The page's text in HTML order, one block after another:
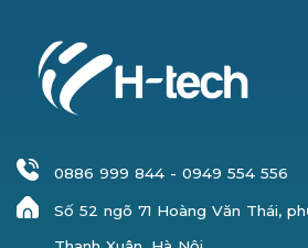
0886 999 844- 0949 554 556
Số 52 ngõ 71 Hoàng Văn Thái,